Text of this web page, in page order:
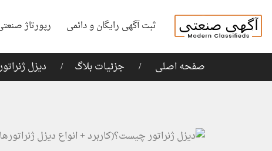
ثبت آگهی رایگان و دائمی رپورتاژ
صفحه اصلی جزئیات بلاگ دیزل